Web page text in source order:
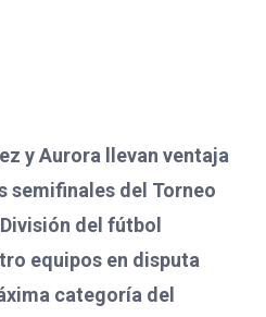
y Aurora llevan ventaja
semifinales del Torneo
del fútbol
equipos en disputa
categoría del